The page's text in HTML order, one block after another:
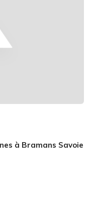
à Bramans Savoie